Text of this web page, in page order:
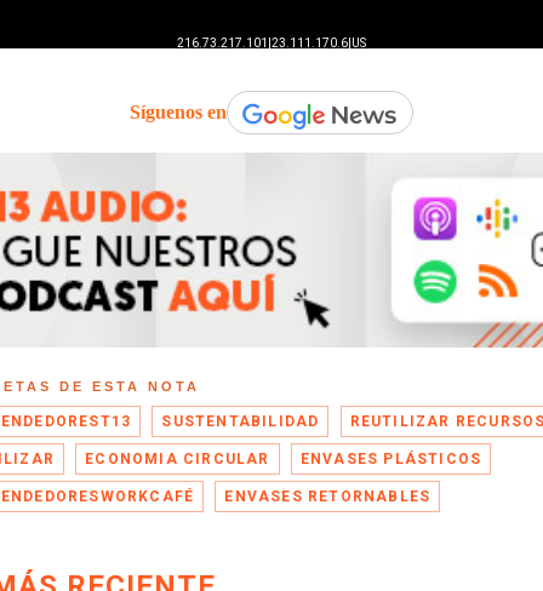
Síguenos en
DE ESTA NOTA
SUSTENTABILIDAD REUTILIZAR
ECONOMIA CIRCULAR ENVASES PLÁSTICOS
ENVASES RETORNABLES